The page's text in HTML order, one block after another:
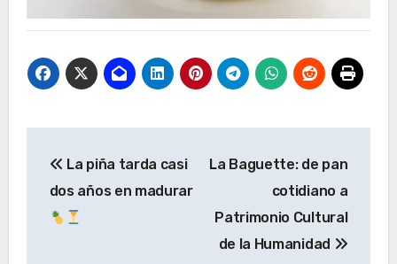
de
entradas
La piña tarda casi
dos años en madurar
La Baguette: de pan
cotidiano a
Patrimonio Cultural
de la Humanidad